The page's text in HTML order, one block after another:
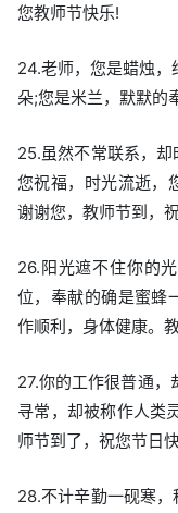
您教师节快乐!
24.老师，您是蜡烛，
朵;您是米兰，默默的
25.虽然不常联系，
您祝福，时光流逝，
谢谢您，教师节到，
26.阳光遮不住你的
位，奉献的确是蜜蜂
作顺利，身体健康。
27.你的工作很普通，
寻常，却被称作人类
师节到了，祝您节日
28.不计辛勤一砚寒